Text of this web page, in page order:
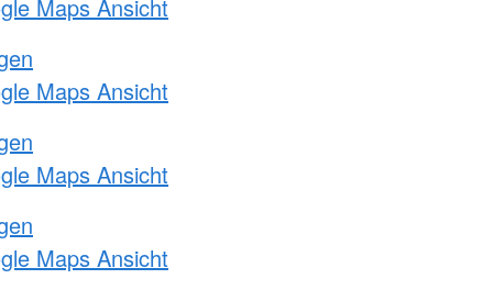
Maps Ansicht
Maps Ansicht
Maps Ansicht
Maps Ansicht